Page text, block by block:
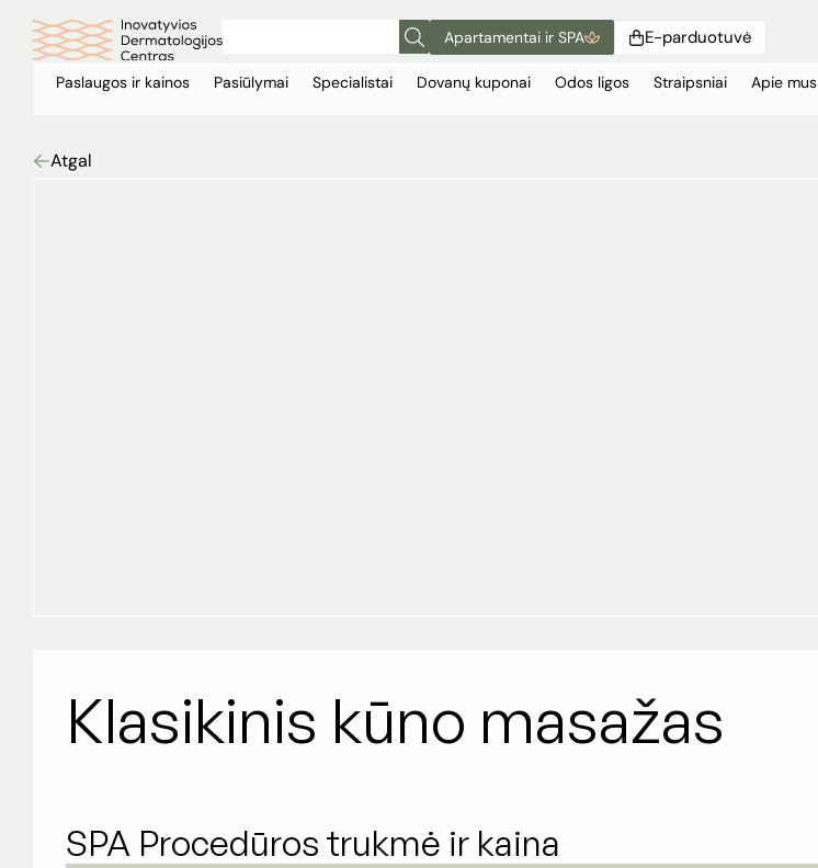
Apartamentai ir SPA E-parduotuvė
Paslaugos ir kainos Pasiūlymai Specialistai Dovanų kuponai Odos ligos Straipsniai Apie mus
Atgal
Klasikinis kūno masažas
SPA Procedūros trukmė ir kaina